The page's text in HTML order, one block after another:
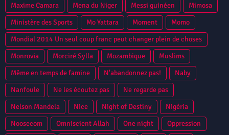
Maxime Camara
Mena du Niger Messi guinéen
Mimosa
Ministère des Sports
Mo Yattara Moment
Momo
Mondial 2014 Un seul coup franc peut changer plein de choses
Monrovia
Morciré Sylla Mozambique
Muslims
Même en temps de famine
N'abandonnez pas!
Naby
Nanfoule
Ne les écoutez pas
Ne regarde pas
Nelson Mandela
Nice Night of Destiny
Nigéria
Noosecom
Omniscient Allah One night
Oppression